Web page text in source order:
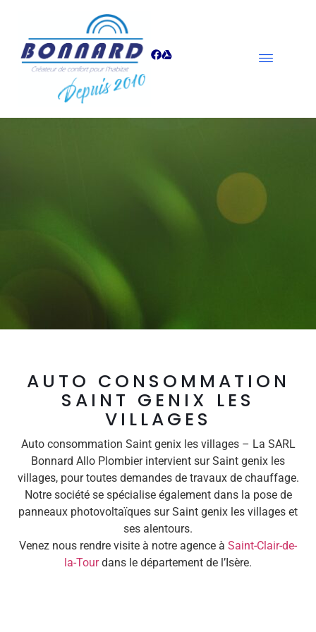
AUTO CONSOMMATION
SAINT GENIX LES
VILLAGES
Auto consommation Saint genix les villages – La SARL
Bonnard Allo Plombier intervient sur Saint genix les
villages, pour toutes demandes de travaux de chauffage.
Notre société se spécialise également dans la pose de
panneaux photovoltaïques sur Saint genix les villages et
ses alentours.
Venez nous rendre visite à notre agence à Saint-Clair-de-
la-Tourdans le département de l’Isère.